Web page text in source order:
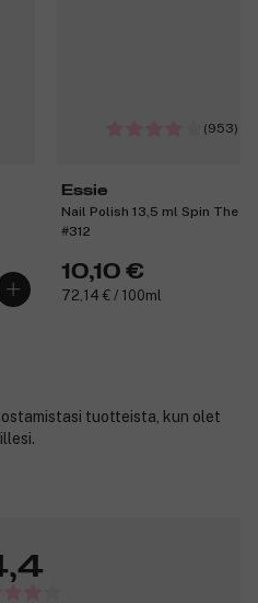
(953)
Essie
Nail Polish 13,5 ml Spin The
#312
10,10 €
72,14 € / 100ml
tuotteista, kun olet